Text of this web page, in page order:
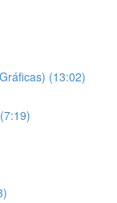
(13:02)